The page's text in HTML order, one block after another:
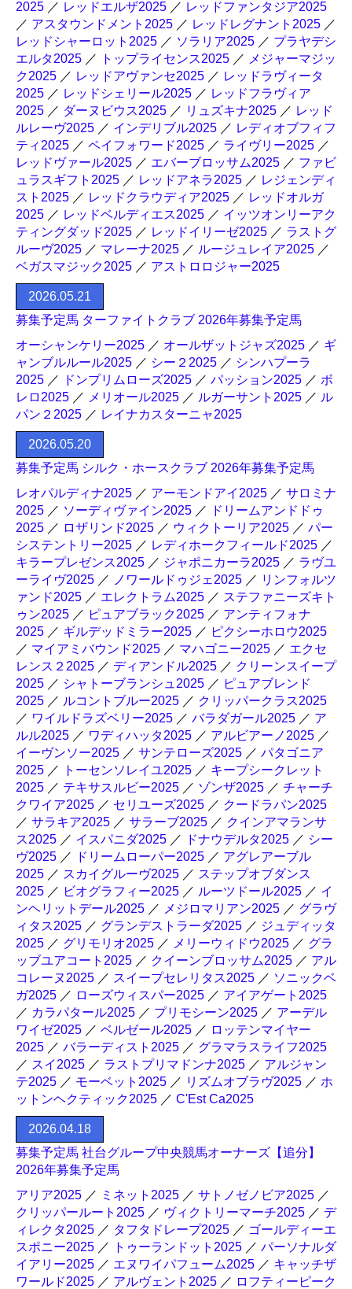
2025 ／ レッドエルザ2025 ／ レッドファンタジア2025
／ アスタウンドメント2025 ／ レッドレグナント2025 ／
レッドシャーロット2025 ／ ソラリア2025 ／ プラヤデシ
エルタ2025 ／ トップライセンス2025 ／ メジャーマジッ
ク2025 ／ レッドアヴァンセ2025 ／ レッドラヴィータ
2025 ／ レッドシェリール2025 ／ レッドフラヴィア
2025 ／ ダーヌビウス2025 ／ リュズキナ2025 ／ レッド
ルレーヴ2025 ／ インデリブル2025 ／ レディオブフィフ
ティ2025 ／ ペイフォワード2025 ／ ライヴリー2025 ／
レッドヴァール2025 ／ エバーブロッサム2025 ／ ファビ
ュラスギフト2025 ／ レッドアネラ2025 ／ レジェンディ
スト2025 ／ レッドクラウディア2025 ／ レッドオルガ
2025 ／ レッドベルディエス2025 ／ イッツオンリーアク
ティングダッド2025 ／ レッドイリーゼ2025 ／ ラストグ
ルーヴ2025 ／ マレーナ2025 ／ ルージュレイア2025 ／
ベガスマジック2025 ／ アストロロジャー2025
2026.05.21
募集予定馬 ターファイトクラブ 2026年募集予定馬
オーシャンケリー2025 ／ オールザットジャズ2025 ／ ギ
ャンブルルール2025 ／ シー２2025 ／ シンハプーラ
2025 ／ ドンプリムローズ2025 ／ パッション2025 ／ ボ
レロ2025 ／ メリオール2025 ／ ルガーサント2025 ／ ル
パン２2025 ／ レイナカスターニャ2025
2026.05.20
募集予定馬 シルク・ホースクラブ 2026年募集予定馬
レオパルディナ2025 ／ アーモンドアイ2025 ／ サロミナ
2025 ／ ソーディヴァイン2025 ／
ドリームアンドドゥ
2025 ／ ロザリンド2025 ／ ウィクトーリア2025 ／ パー
システントリー2025 ／ レディホークフィールド2025 ／
キラープレゼンス2025 ／ ジャポニカーラ2025 ／ ラヴユ
ーライヴ2025 ／ ノワールドゥジェ2025 ／ リンフォルツ
ァンド2025 ／ エレクトラム2025 ／ ステファニーズキト
ゥン2025 ／ ピュアブラック2025 ／ アンティフォナ
2025 ／ ギルデッドミラー2025 ／ ピクシーホロウ2025
／ マイアミバウンド2025 ／ マハゴニー2025 ／ エクセ
レンス２2025 ／ ディアンドル2025 ／ クリーンスイープ
2025 ／ シャトーブランシュ2025 ／ ピュアブレンド
2025 ／ ルコントブルー2025 ／ クリッパークラス2025
／ ワイルドラズベリー2025 ／ バラダガール2025 ／ ア
ルル2025 ／ ワディハッタ2025 ／ アルビアーノ2025 ／
イーヴンソー2025 ／ サンテローズ2025 ／ パタゴニア
2025 ／ トーセンソレイユ2025 ／ キープシークレット
2025 ／ テキサスルビー2025 ／ ゾンザ2025 ／ チャーチ
クワイア2025 ／ セリユーズ2025 ／ クードラパン2025
／ サラキア2025 ／ サラーブ2025 ／ クインアマランサ
ス2025 ／ イスパニダ2025 ／ ドナウデルタ2025 ／ シー
ヴ2025 ／ ドリームローパー2025 ／ アグレアーブル
2025 ／ スカイグルーヴ2025 ／ ステップオブダンス
2025 ／ ビオグラフィー2025 ／ ルーツドール2025 ／ イ
ンヘリットデール2025 ／ メジロマリアン2025 ／ グラヴ
ィタス2025 ／ グランデストラーダ2025 ／ ジュディッタ
2025 ／ グリモリオ2025 ／ メリーウィドウ2025 ／ グラ
ッブユアコート2025 ／ クイーンブロッサム2025 ／ アル
コレーヌ2025 ／ スイープセレリタス2025 ／ ソニックベ
ガ2025 ／ ローズウィスパー2025 ／ アイアゲート2025
／ カラパタール2025 ／ プリモシーン2025 ／ アーデル
ワイゼ2025 ／ ベルゼール2025 ／ ロッテンマイヤー
2025 ／ バラーディスト2025 ／ グラマラスライフ2025
／ スイ2025 ／ ラストプリマドンナ2025 ／ アルジャン
テ2025 ／ モーベット2025 ／ リズムオブラヴ2025 ／ ホ
ットンヘクティック2025 ／ C'Est Ca2025
2026.04.18
募集予定馬 社台グループ中央競馬オーナーズ【追分】
2026年募集予定馬
アリア2025 ／ ミネット2025 ／ サトノゼノビア2025 ／
クリッパールート2025 ／ ヴィクトリーマーチ2025 ／ デ
ィレクタ2025 ／ タフタドレープ2025 ／ ゴールディーエ
スポニー2025 ／ トゥーランドット2025 ／ パーソナルダ
イアリー2025 ／ エヌワイパフューム2025 ／ キャッチザ
ワールド2025 ／ アルヴェント2025 ／ ロフティーピーク